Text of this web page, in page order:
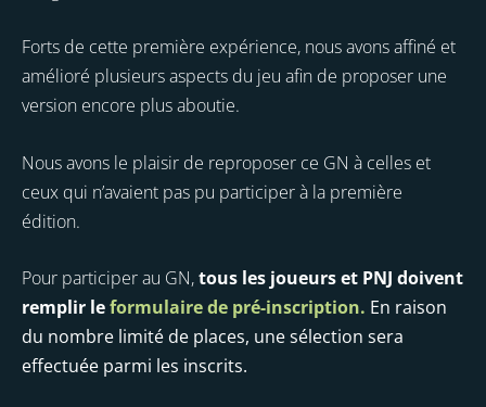
Forts de cette première expérience, nous avons affiné et
amélioré plusieurs aspects du jeu afin de proposer une
version encore plus aboutie.
Nous avons le plaisir de reproposer ce GN à celles et
ceux qui n’avaient pas pu participer à la première
édition.
Pour participer au GN,tous les joueurs et PNJ doivent
remplir leformulaire de pré-inscription. En raison
du nombre limité de places, une sélection sera
effectuée parmi les inscrits.